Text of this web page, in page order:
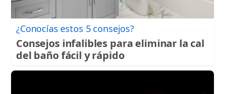
¿Conocías estos 5 consejos?
Consejos infalibles para eliminar la cal
del baño fácil y rápido